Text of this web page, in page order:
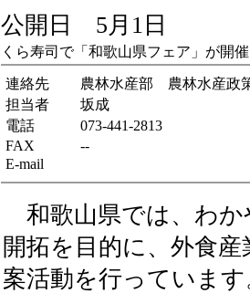
公開日 5月1日
くら寿司で「和歌山県フェア」が開
連絡先
農林水産部 農林水産政
担当者
坂成
電話
073-441-2813
FAX
--
E-mail
和歌山県では、わか
開拓を目的に、外食
案活動を行っていま